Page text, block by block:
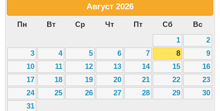
Август 2026
Пн Вт Ср Чт Пт Сб
Вс
1
2
3
4 5 6 7 8
9
10
11 12 13 14 15
16
17
18 19 20 21 22
23
24
25 26 27 28 29
30
31